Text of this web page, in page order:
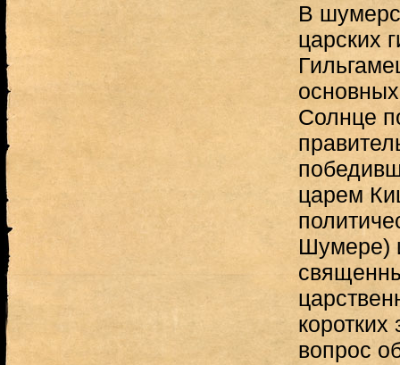
В
царских
Солнце
царем
Шумере)
коротких
вопрос